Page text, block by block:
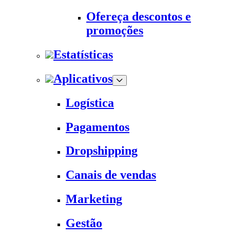
Ofereça descontos e
promoções
Estatísticas
Aplicativos
Logística
Pagamentos
Dropshipping
Canais de vendas
Marketing
Gestão